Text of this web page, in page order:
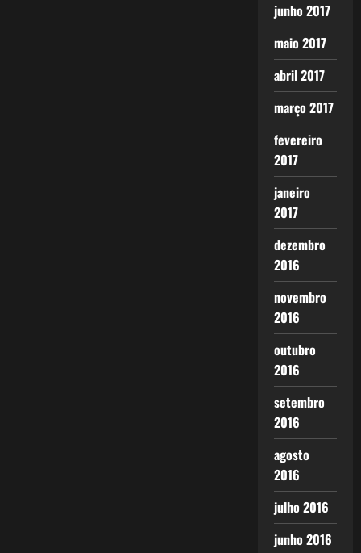
junho 2017
maio 2017
abril 2017
março 2017
fevereiro
2017
janeiro
2017
dezembro
2016
novembro
2016
outubro
2016
setembro
2016
agosto
2016
julho 2016
junho 2016